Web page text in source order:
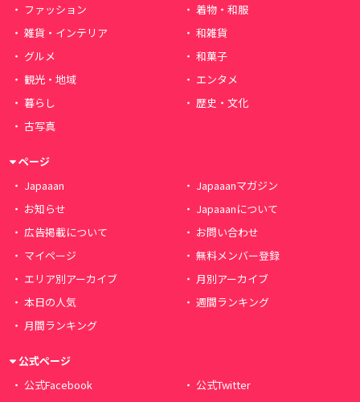
ファッション
着物・和服
雑貨・インテリア
和雑貨
グルメ
和菓子
観光・地域
エンタメ
暮らし
歴史・文化
古写真
ページ
Japaaan
Japaaanマガジン
お知らせ
Japaaanについて
広告掲載について
お問い合わせ
マイページ
無料メンバー登録
エリア別アーカイブ
月別アーカイブ
本日の人気
週間ランキング
月間ランキング
公式ページ
公式Facebook
公式Twitter